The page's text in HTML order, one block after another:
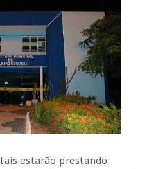
estarão prestando